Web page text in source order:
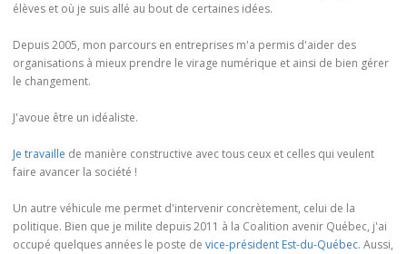
élèves et où je suis allé au bout de certaines idées.
Depuis 2005, mon parcours en entreprises m'a permis d'aider des
organisations à mieux prendre le virage numérique et ainsi de bien gérer
le changement.
J'avoue être un idéaliste.
Je travaille de manière constructive avec tous ceux et celles qui veulent
faire avancer la société !
Un autre véhicule me permet d'intervenir concrètement, celui de la
politique. Bien que je milite depuis 2011 à la Coalition avenir Québec, j'ai
occupé quelques années le poste de vice-président Est-du-Québec. Aussi,